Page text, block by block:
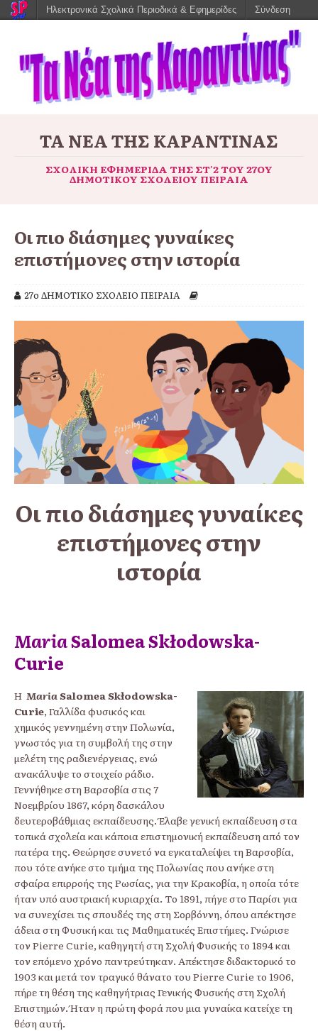
ΤΑ ΝΈΑ ΤΗΣ ΚΑΡΑΝΤΊΝΑΣ
ΣΧΟΛΙΚΉ ΕΦΗΜΕΡΊΔΑ ΤΗΣ ΣΤ'2 ΤΟΥ 27ΟΥ
ΔΗΜΟΤΙΚΟΎ ΣΧΟΛΕΊΟΥ ΠΕΙΡΑΙΆ
Οι πιο διάσημες γυναίκες
επιστήμονες στην ιστορία
27ο ΔΗΜΟΤΙΚΟ ΣΧΟΛΕΙΟ ΠΕΙΡΑΙΑ
Οι πιο διάσημες γυναίκες
επιστήμονες στην
ιστορία
MariaSalomea Skłodowska-
Curie
Η Maria Salomea Skłodowska-
Curie, Γαλλίδα φυσικός και
χημικός γεννημένη στην Πολωνία,
γνωστός για τη συμβολή της στην
μελέτη της ραδιενέργειας, ενώ
ανακάλυψε το στοιχείο ράδιο.
Γεννήθηκε στη Βαρσοβία στις 7
Νοεμβρίου 1867, κόρη δασκάλου
δευτεροβάθμιας εκπαίδευσης. Έλαβε γενική εκπαίδευση στα
τοπικά σχολεία και κάποια επιστημονική εκπαίδευση από τον
πατέρα της. Θεώρησε συνετό να εγκαταλείψει τη Βαρσοβία,
που τότε ανήκε στο τμήμα της Πολωνίας που ανήκε στη
σφαίρα επιρροής της Ρωσίας, για την Κρακοβία, η οποία τότε
ήταν υπό αυστριακή κυριαρχία. Το 1891, πήγε στο Παρίσι για
να συνεχίσει τις σπουδές της στη Σορβόννη, όπου απέκτησε
άδεια στη Φυσική και τις Μαθηματικές Επιστήμες. Γνώρισε
τον Pierre Curie, καθηγητή στη Σχολή Φυσικής το 1894 και
τον επόμενο χρόνο παντρεύτηκαν. Απέκτησε διδακτορικό το
1903 και μετά τον τραγικό θάνατο του Pierre Curie το 1906,
πήρε τη θέση της καθηγήτριας Γενικής Φυσικής στη Σχολή
Επιστημών. Ήταν η πρώτη φορά που μια γυναίκα κατείχε τη
θέση αυτή.
Ηλεκτρονικά Σχολικά Περιοδικά & Εφημερίδες Σύνδεση